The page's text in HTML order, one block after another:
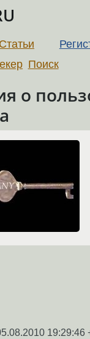
Статьи
Поиск
о
19:29:46